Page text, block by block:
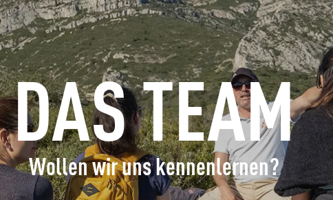
FACHLEUTE
DE
DAS TEAM
Wollen wir uns kennenlernen?